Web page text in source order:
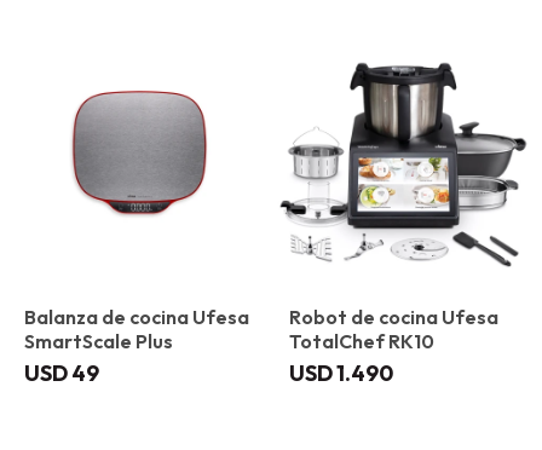
Balanza de cocina Ufesa
SmartScale Plus
USD49
Robot de cocina Ufesa
TotalChef RK10
USD1.490